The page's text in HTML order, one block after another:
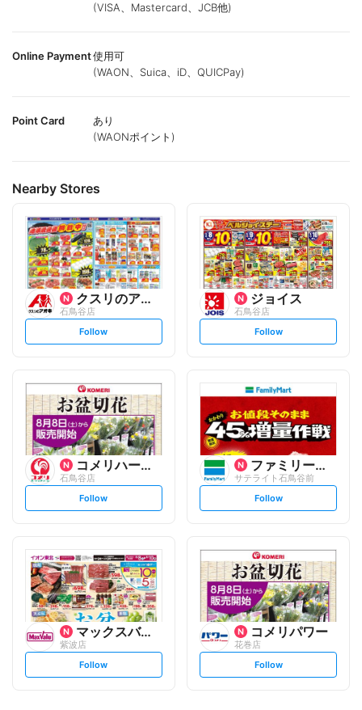
(VISA、Mastercard、JCB他)
Online Payment使用可
(WAON、Suica、iD、QUICPay)
Point Card
あり
(WAONポイント)
Nearby Stores
クスリのアオキ
石鳥谷店
s
t
l
o
w
Follow
ジョイス
石鳥谷店
s
t
o
Follow
コメリハード&グリーン
石鳥谷店
s
t
o
w
Follow
ファミリーマート
サテライト石鳥谷前
s
t
l
o
w
Follow
マックスバリュ
紫波店
s
t
Follow
コメリパワー
花巻店
s
t
Follow